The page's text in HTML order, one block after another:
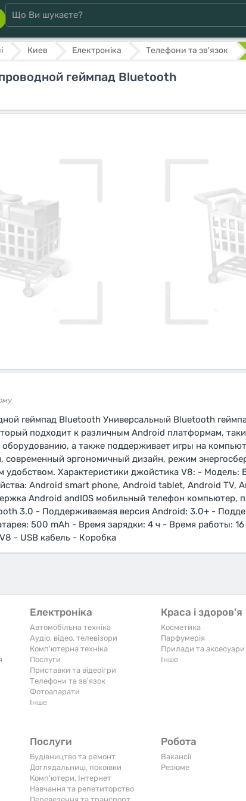
Киев Електроніка Телефони та зв'язок
геймпад Bluetooth
геймпад Bluetooth Универсальный Bluetooth
подходит к различным Android платформам,
а также поддерживает игры на
современный эргономичный дизайн, режим
Характеристики джойстика V8: - Модель:
Android smart phone, Android tablet, Android TV,
Android andIOS мобильный телефон компьютер,
3.0 - Поддерживаемая версия Android: 3.0+ -
500 mAh - Время зарядки: 4 ч - Время работы:
- USB кабель - Коробка
Електроніка
Автомобільна техніка
Аудіо, відео, телевізори
Комп'ютерна техніка
Послуги
Приставки та відеоігри
Телефони та зв'язок
Фотоапарати
Iнше
Краса і здоров'я
Косметика
Парфумерія
Прилади та аксесуари
Iнше
Послуги
Будівництво та ремонт
Доглядальниці, покоївки
Комп'ютери, Інтернет
Навчання та репетиторство
Робота
Вакансії
Резюме